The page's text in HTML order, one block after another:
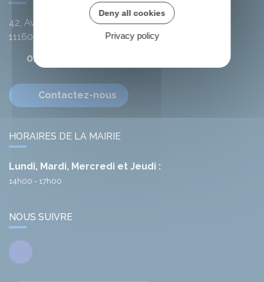
42, Avenue de l'Argent-Double
11160
04 68 78 01 41
Contactez-nous
HORAIRES DE LA MAIRIE
Lundi, Mardi, Mercredi et Jeudi :
14h00 - 17h00
NOUS SUIVRE
Facebook
Deny all cookies
Privacy policy